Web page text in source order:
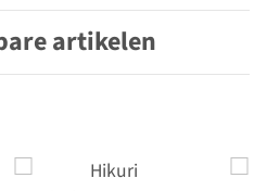
phaeacantha) zaden
artikelen